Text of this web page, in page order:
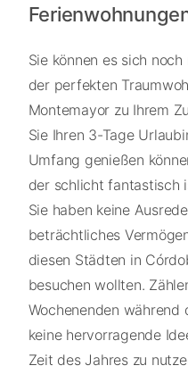
Sie können es sich
der perfekten
Montemayor zu Ihrem
Sie Ihren 3-Tage
Umfang genießen
der schlicht fantastisch
Sie haben keine
beträchtliches
diesen Städten in
besuchen wollten.
Wochenenden während
keine hervorragende
Zeit des Jahres zu